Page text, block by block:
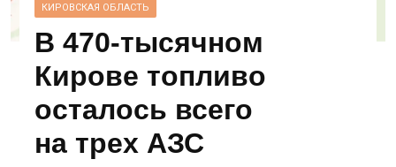
КИРОВСКАЯ ОБЛАСТЬ
В 470‑тысячном
Кирове топливо
осталось всего
на трех АЗС